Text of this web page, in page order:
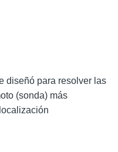
diseñó para resolver las
(sonda) más